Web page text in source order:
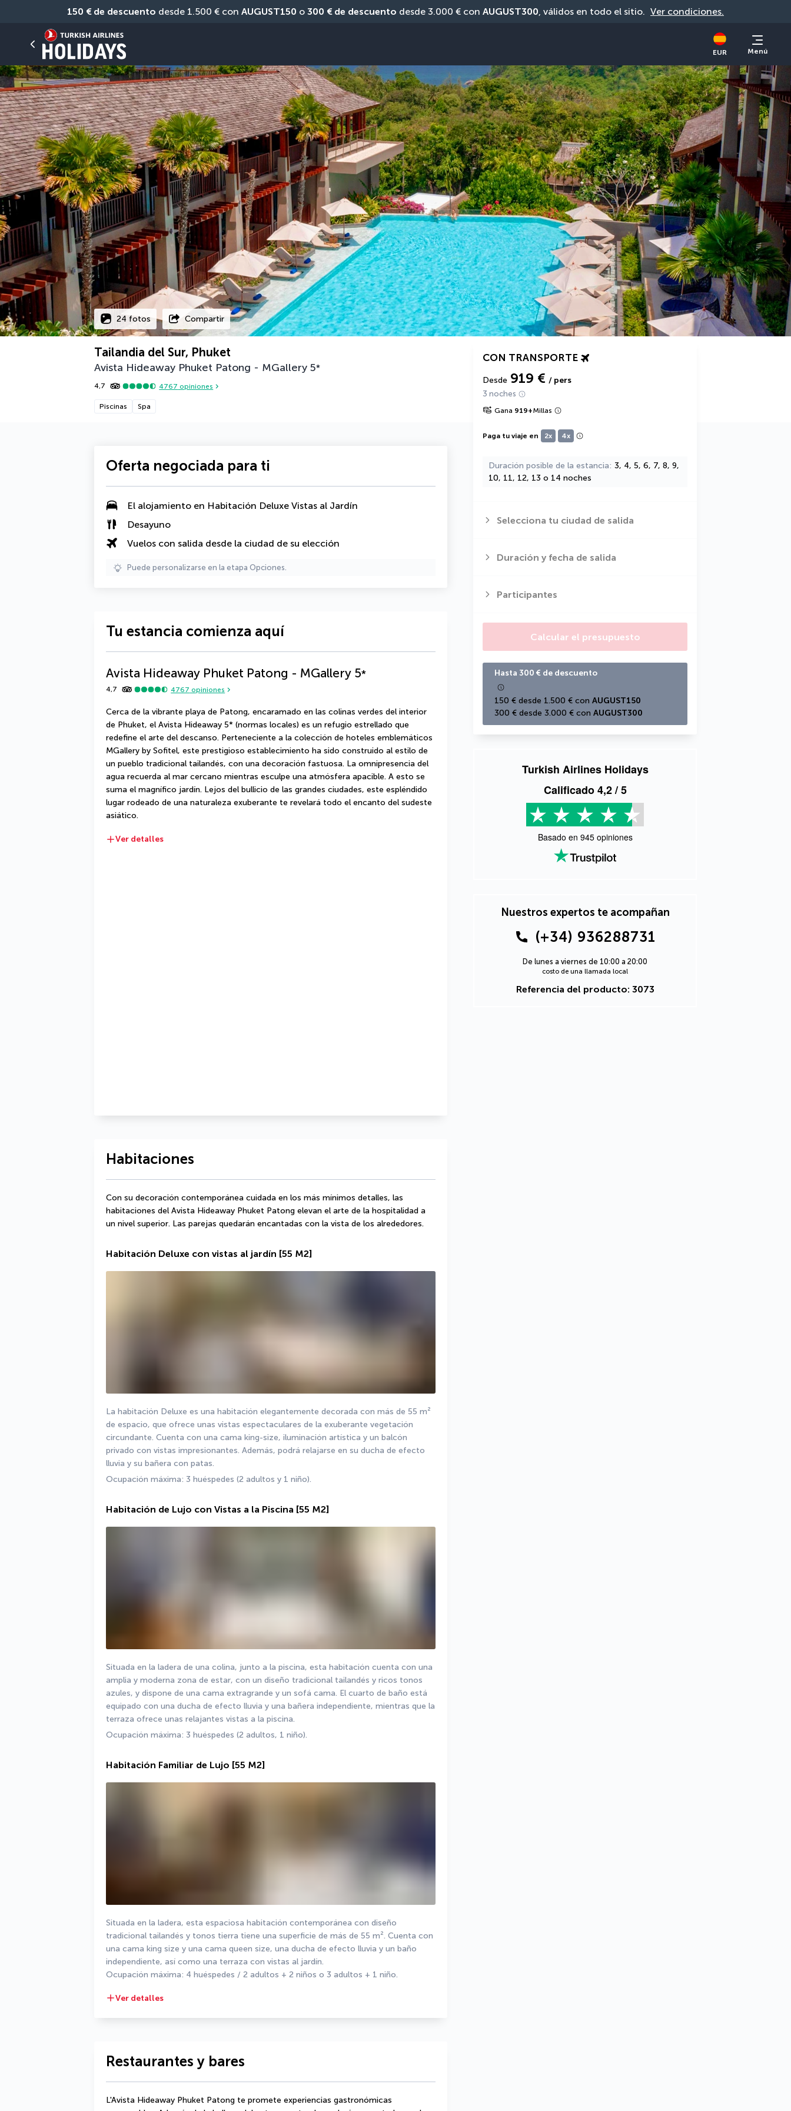
150 € de descuento desde 1.500 € con AUGUST150 o 300 € de descuento desde 3.000 € con AUGUST300, válidos en todo el sitio. Ver condiciones.
EUR Menú
24 fotos Compartir
Tailandia del Sur, Phuket
Avista Hideaway Phuket Patong - MGallery 5*
4,7 4767 opiniones
Piscinas Spa
CON TRANSPORTE
Desde 919 € / pers
3 noches
Gana 919+Millas
Paga tu viaje en 2x 4x
Duración posible de la estancia 3, 4, 5, 6, 7, 8, 9,
10, 11, 12, 13 o 14 noches
Selecciona tu ciudad de salida
Duración y fecha de salida
Participantes
Calcular el presupuesto
Hasta 300 € de descuento
150 € desde 1.500 € con AUGUST150
300 € desde 3.000 € con AUGUST300
Turkish Airlines Holidays
Calificado4,2/ 5
Basado en 945opiniones
Nuestros expertos te acompañan
(+34) 936288731
De lunes a viernes de 10:00 a 20:00
costo de una llamada local
Referencia del producto: 3073
Oferta negociada para ti
El alojamiento en Habitación Deluxe Vistas al Jardín
Desayuno
Vuelos con salida desde la ciudad de su elección
Puede personalizarse en la etapa Opciones.
Tu estancia comienza aquí
Avista Hideaway Phuket Patong - MGallery 5*
4,7 4767 opiniones
Cerca de la vibrante playa de Patong, encaramado en las colinas verdes del interior
de Phuket, el Avista Hideaway 5* (normas locales) es un refugio estrellado que
redefine el arte del descanso. Perteneciente a la colección de hoteles emblemáticos
MGallery by Sofitel, este prestigioso establecimiento ha sido construido al estilo de
un pueblo tradicional tailandés, con una decoración fastuosa. La omnipresencia del
agua recuerda al mar cercano mientras esculpe una atmósfera apacible. A esto se
suma el magnífico jardín. Lejos del bullicio de las grandes ciudades, este espléndido
lugar rodeado de una naturaleza exuberante te revelará todo el encanto del sudeste
asiático.
Ver detalles
Habitaciones
Con su decoración contemporánea cuidada en los más mínimos detalles, las
habitaciones del Avista Hideaway Phuket Patong elevan el arte de la hospitalidad a
un nivel superior. Las parejas quedarán encantadas con la vista de los alrededores.
Habitación Deluxe con vistas al jardín [55 M2]
La habitación Deluxe es una habitación elegantemente decorada con más de 55 m²
de espacio, que ofrece unas vistas espectaculares de la exuberante vegetación
circundante. Cuenta con una cama king-size, iluminación artística y un balcón
privado con vistas impresionantes. Además, podrá relajarse en su ducha de efecto
lluvia y su bañera con patas.
Ocupación máxima: 3 huéspedes (2 adultos y 1 niño).
Habitación de Lujo con Vistas a la Piscina [55 M2]
Situada en la ladera de una colina, junto a la piscina, esta habitación cuenta con una
amplia y moderna zona de estar, con un diseño tradicional tailandés y ricos tonos
azules, y dispone de una cama extragrande y un sofá cama. El cuarto de baño está
equipado con una ducha de efecto lluvia y una bañera independiente, mientras que la
terraza ofrece unas relajantes vistas a la piscina.
Ocupación máxima: 3 huéspedes (2 adultos, 1 niño).
Habitación Familiar de Lujo [55 M2]
Situada en la ladera, esta espaciosa habitación contemporánea con diseño
tradicional tailandés y tonos tierra tiene una superficie de más de 55 m². Cuenta con
una cama king size y una cama queen size, una ducha de efecto lluvia y un baño
independiente, así como una terraza con vistas al jardín.
Ocupación máxima: 4 huéspedes / 2 adultos + 2 niños o 3 adultos + 1 niño.
Ver detalles
Restaurantes y bares
L'Avista Hideaway Phuket Patong te promete experiencias gastronómicas